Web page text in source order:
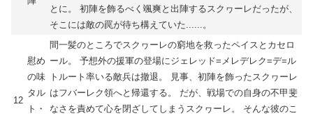
とに。 初陣を飾るべく颯爽と出陣するスクヮーレだったが、
そこには敵の罠が待ち構えていた......。
12
慰め
の味
タル
ト・
間一髪のところでスクヮーレの窮地を救ったペイスとカセロ
ール。 予想外の援軍の登場にジェレッド=メレデレク=デ=ル
トルート率いる敵兵は撤退。 見事、初陣を飾ったスクヮーレ
はフバーレク領へと帰還する。 だが、戦場での自身の不甲斐
なさを責めて心を閉ざしてしまうスクヮーレ。 そんな彼のこ